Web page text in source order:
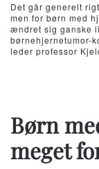
Det går generelt
men for børn med
ændret sig ganske
børnehjernetumor-
leder professor
Børn
meget